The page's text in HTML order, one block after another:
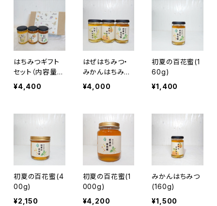
はちみつギフト
セット（内容量16
0g×3本 はぜ
はちみつ、みか
花蜜）
¥4,400
はぜはちみつ・
みかんはちみ
つ・初夏の百花
蜜 160g お得
¥4,000
初夏の百花蜜(1
60g)
¥1,400
初夏の百花蜜(4
00g)
¥2,150
初夏の百花蜜(1
000g)
¥4,200
みかんはちみつ
(160g)
¥1,500